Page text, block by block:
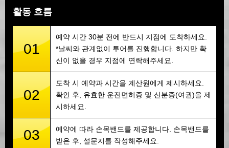
활동 흐름
01
예약 시간 30분 전에 반드시 지점에 도착하세요.
*날씨와 관계없이 투어를 진행합니다. 하지만 확
신이 없을 경우 지점에 연락해주세요.
02
도착 시 예약과 시간을 계산원에게 제시하세요.
확인 후, 유효한 운전면허증 및 신분증(여권)을 제
시하세요.
03
예약에 따라 손목밴드를 제공합니다. 손목밴드를
받은 후, 설문지를 작성해주세요.